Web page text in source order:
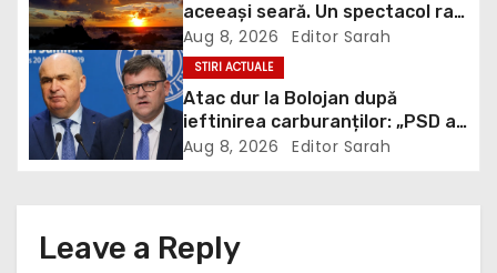
a
t
i
n
aceeași seară. Un spectacol rar
va întrerupe liniștea unui sat
din Europa
Aug 8, 2026 Editor Sarah
STIRI ACTUALE
Atac dur la Bolojan după
ieftinirea carburanților: „PSD a
scris legea. Dumneavoastră ați
Aug 8, 2026 Editor Sarah
Leave a Reply